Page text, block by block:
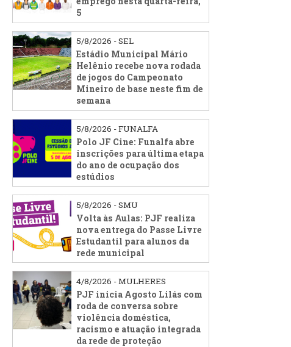
5
5/8/2026 - SEL
Estádio Municipal Mário
Helênio recebe nova rodada
de jogos do Campeonato
Mineiro de base neste fim de
semana
5/8/2026 - FUNALFA
Polo JF Cine: Funalfa abre
inscrições para última etapa
do ano de ocupação dos
estúdios
5/8/2026 - SMU
Volta às Aulas: PJF realiza
nova entrega do Passe Livre
Estudantil para alunos da
rede municipal
4/8/2026 - MULHERES
PJF inicia Agosto Lilás com
roda de conversa sobre
violência doméstica,
racismo e atuação integrada
da rede de proteção